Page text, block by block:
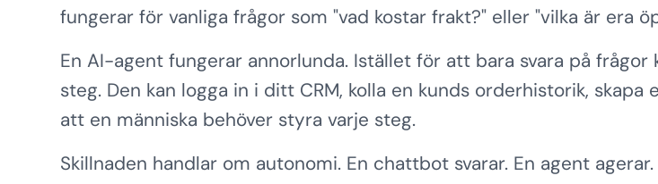
fungerar för vanliga frågor som "vad kostar frakt?" eller "vilka är era
En AI-agent fungerar annorlunda. Istället för att bara svara på
steg. Den kan logga in i ditt CRM, kolla en kunds orderhistorik,
att en människa behöver styra varje steg.
Skillnaden handlar om autonomi. En chattbot svarar. En agent agerar.